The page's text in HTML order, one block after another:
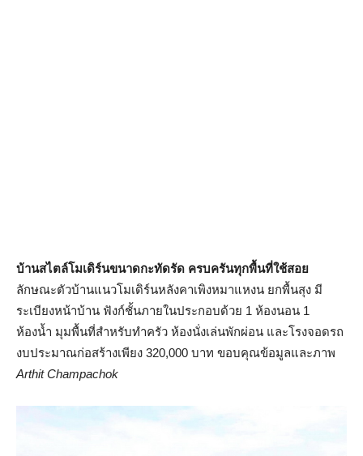
บ้านสไตล์โมเดิร์นขนาดกะทัดรัด ครบครันทุกพื้นที่ใช้สอย
ลักษณะตัวบ้านแนวโมเดิร์นหลังคาเพิงหมาแหงน ยกพื้นสุง มี
ระเบียงหน้าบ้าน ฟังก์ชั้นภายในประกอบด้วย 1 ห้องนอน 1
ห้องน้ำ มุมพื้นที่สำหรับทำครัว ห้องนั่งเล่นพักผ่อน และโรงจอดรถ
งบประมาณก่อสร้างเพียง 320,000 บาท ขอบคุณข้อมูลและภาพ
Arthit Champachok